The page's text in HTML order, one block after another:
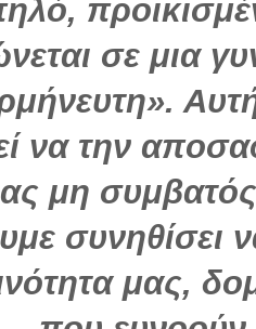
σε μια
να την
μη
συνηθίσει
μας,